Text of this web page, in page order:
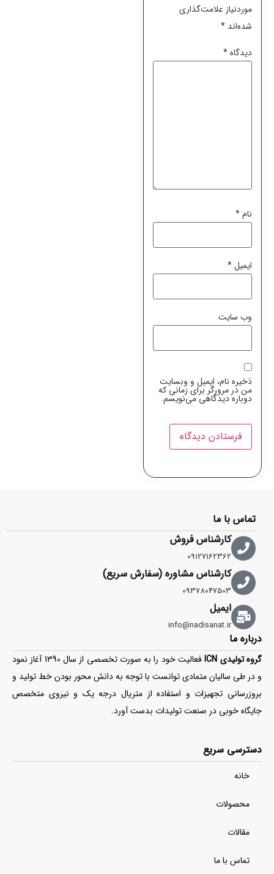
موردنیاز علامت‌گذاری
شده‌اند *
دیدگاه*
نام*
ایمیل*
وب‌ سایت
ذخیره نام، ایمیل و وبسایت
من در مرورگر برای زمانی که
دوباره دیدگاهی می‌نویسم.
تماس با ما
کارشناس فروش
09127162362
کارشناس مشاوره (سفارش سریع)
09378047503
ایمیل
info@nadisanat.ir
درباره ما
گروه تولیدی ICN
فعالیت خود را به صورت تخصصی از سال 1390 آغاز نمود
و در طی سالیان متمادی توانست با توجه به دانش محور بودن خط تولید و
بروزرسانی تجهیزات و استفاده از متریال درجه یک و نیروی متخصص
جایگاه خوبی در صنعت تولیدات بدست آورد.
دسترسی سریع
خانه
محصولات
مقالات
تماس با ما